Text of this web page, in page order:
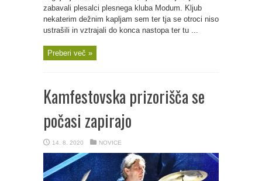
zabavali plesalci plesnega kluba Modum. Kljub
nekaterim dežnim kapljam sem ter tja se otroci niso
ustrašili in vztrajali do konca nastopa ter tu ...
Preberi več »
Kamfestovska prizorišča se
počasi zapirajo
14. 8. 2020 NOVICE